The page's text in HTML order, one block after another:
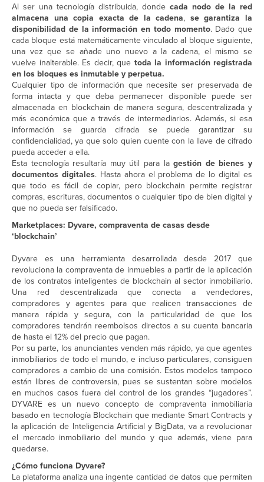
Al ser una tecnología distribuida, donde cada nodo de la red
almacena una copia exacta de la cadena, se garantiza la
disponibilidad de la información en todo momento. Dado que
cada bloque está matemáticamente vinculado al bloque siguiente,
una vez que se añade uno nuevo a la cadena, el mismo se
vuelve inalterable. Es decir, que toda la información registrada
en los bloques es inmutable y perpetua.
Cualquier tipo de información que necesite ser preservada de
forma intacta y que deba permanecer disponible puede ser
almacenada en blockchain de manera segura, descentralizada y
más económica que a través de intermediarios. Además, si esa
información se guarda cifrada se puede garantizar su
confidencialidad, ya que solo quien cuente con la llave de cifrado
pueda acceder a ella.
Esta tecnología resultaría muy útil para lagestión de bienes y
documentos digitales. Hasta ahora el problema de lo digital es
que todo es fácil de copiar, pero blockchain permite registrar
compras, escrituras, documentos o cualquier tipo de bien digital y
que no pueda ser falsificado.
Marketplaces: Dyvare, compraventa de casas desde
‘blockchain’
Dyvare es una herramienta desarrollada desde 2017 que
revoluciona la compraventa de inmuebles a partir de la aplicación
de los contratos inteligentes de blockchain al sector inmobiliario.
Una red descentralizada que conecta a vendedores,
compradores y agentes para que realicen transacciones de
manera rápida y segura, con la particularidad de que los
compradores tendrán reembolsos directos a su cuenta bancaria
de hasta el 12% del precio que pagan.
Por su parte, los anunciantes venden más rápido, ya que agentes
inmobiliarios de todo el mundo, e incluso particulares, consiguen
compradores a cambio de una comisión. Estos modelos tampoco
están libres de controversia, pues se sustentan sobre modelos
en muchos casos fuera del control de los grandes “jugadores”.
DYVARE es un nuevo concepto de compraventa inmobiliaria
basado en tecnología Blockchain que mediante Smart Contracts y
la aplicación de Inteligencia Artificial y BigData, va a revolucionar
el mercado inmobiliario del mundo y que además, viene para
quedarse.
¿Cómo funciona Dyvare?
La plataforma analiza una ingente cantidad de datos que permiten